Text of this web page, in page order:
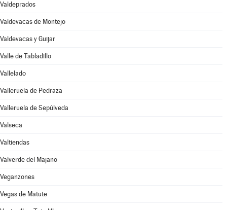
Valdeprados
Valdevacas de Montejo
Valdevacas y Guijar
Valle de Tabladillo
Vallelado
Valleruela de Pedraza
Valleruela de Sepúlveda
Valseca
Valtiendas
Valverde del Majano
Veganzones
Vegas de Matute